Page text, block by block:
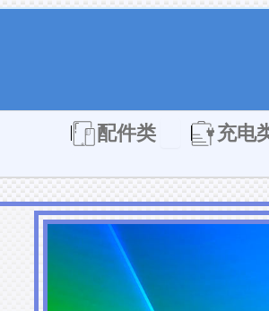
配件类 Open 配件类充电